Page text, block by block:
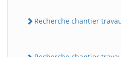
Recherche chantier